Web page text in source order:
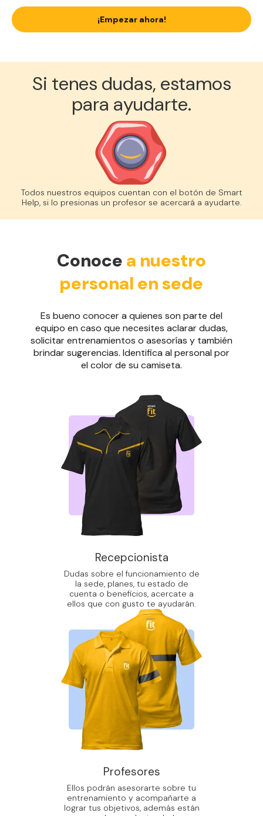
¡Empezar ahora!
Si tenes dudas, estamos
para ayudarte.
Todos nuestros equipos cuentan con el botón de Smart
Help, si lo presionas un profesor se acercará a ayudarte.
Conoce a nuestro
personal en sede
Es bueno conocer a quienes son parte del
equipo en caso que necesites aclarar dudas,
solicitar entrenamientos o asesorías y también
brindar sugerencias. Identifica al personal por
el color de su camiseta.
Recepcionista
Dudas sobre el funcionamiento de
la sede, planes, tu estado de
cuenta o beneficios, acercate a
ellos que con gusto te ayudarán.
Profesores
Ellos podrán asesorarte sobre tu
entrenamiento y acompañarte a
lograr tus objetivos, además están